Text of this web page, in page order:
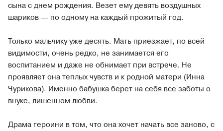
сына с днем рождения. Везет ему девять воздушных
шариков — по одному на каждый прожитый год.
Только мальчику уже десять. Мать приезжает, по всей
видимости, очень редко, не занимается его
воспитанием и даже не обнимает при встрече. Не
проявляет она теплых чувств и к родной матери (Инна
Чурикова). Именно бабушка берет на себя все заботы о
внуке, лишенном любви.
Драма героини в том, что она хочет начать все заново, с